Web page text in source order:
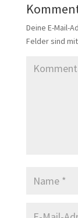
Deine E-Mail-
Felder sind mit